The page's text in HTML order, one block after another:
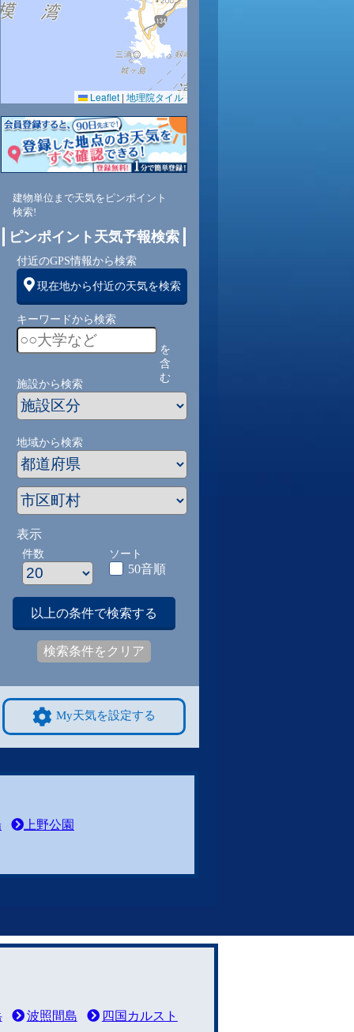
Leaflet | 地理院タイル
建物単位まで天気をピンポイント
検索!
ピンポイント天気予報検索
付近のGPS情報から検索
現在地から付近の天気を検索
キーワードから検索
を
含
む
施設から検索
地域から検索
表示
件数 ソート
50音順
以上の条件で検索する
検索条件をクリア
My天気を設定する
上野公園
波照間島 四国カルスト